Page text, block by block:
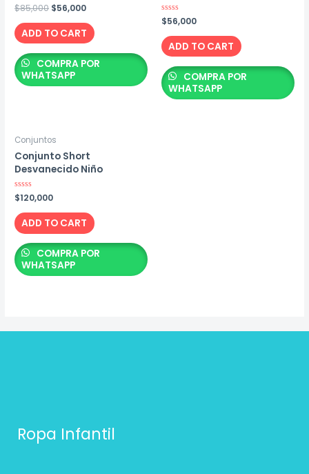
Rated
0
out
of
5
$85,000 Original
was:
$85,000.
$56,000Current
is:
$56,000.
ADD TO CART
COMPRA POR
WHATSAPP
Rated
0
out
of
5
$56,000
ADD TO CART
COMPRA POR
WHATSAPP
Conjuntos
Conjunto Short
Desvanecido Niño
Rated
0
out
of
5
$120,000
ADD TO CART
COMPRA POR
WHATSAPP
Ropa Infantil